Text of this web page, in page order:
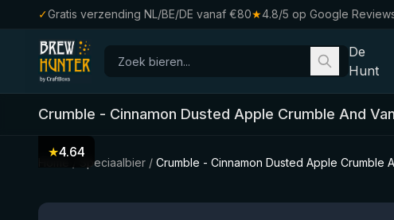
✓Gratis verzending NL/BE/DE vanaf €80★4.8/5 op Google
De
Hunt
%
Crumble - Cinnamon Dusted Apple Crumble And
Speciaalbier / Crumble - Cinnamon Dusted Apple Crumble
★4.64